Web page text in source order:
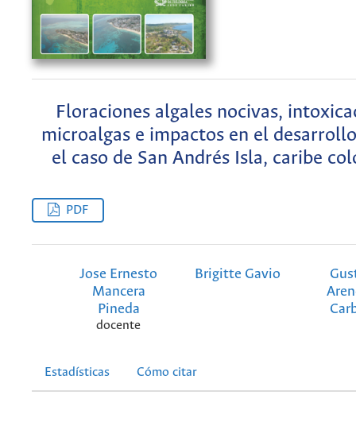
Floraciones algales nocivas,
microalgas e impactos en el
el caso de San Andrés Isla, caribe
PDF
Jose Ernesto
Mancera
Pineda
docente
Brigitte Gavio
Estadísticas Cómo citar